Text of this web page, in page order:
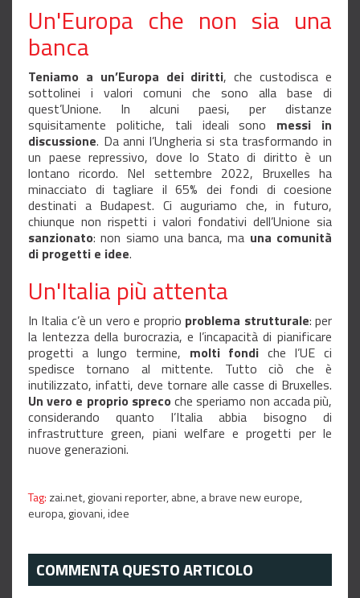
Un'Europa che non sia una
banca
Teniamo a un’Europa dei diritti, che custodisca e
sottolinei i valori comuni che sono alla base di
quest’Unione. In alcuni paesi, per distanze
squisitamente politiche, tali ideali sono messi in
discussione. Da anni l’Ungheria si sta trasformando in
un paese repressivo, dove lo Stato di diritto è un
lontano ricordo. Nel settembre 2022, Bruxelles ha
minacciato di tagliare il 65% dei fondi di coesione
destinati a Budapest. Ci auguriamo che, in futuro,
chiunque non rispetti i valori fondativi dell’Unione sia
sanzionato: non siamo una banca, ma una comunità
di progetti e idee.
Un'Italia più attenta
In Italia c’è un vero e proprio problema strutturale: per
la lentezza della burocrazia, e l’incapacità di pianificare
progetti a lungo termine, molti fondi che l’UE ci
spedisce tornano al mittente. Tutto ciò che è
inutilizzato, infatti, deve tornare alle casse di Bruxelles.
Un vero e proprio spreco che speriamo non accada più,
considerando quanto l’Italia abbia bisogno di
infrastrutture green, piani welfare e progetti per le
nuove generazioni.
Tag: zai.net,giovani reporter,abne,a brave new europe,
europa,giovani,idee
COMMENTA QUESTO ARTICOLO